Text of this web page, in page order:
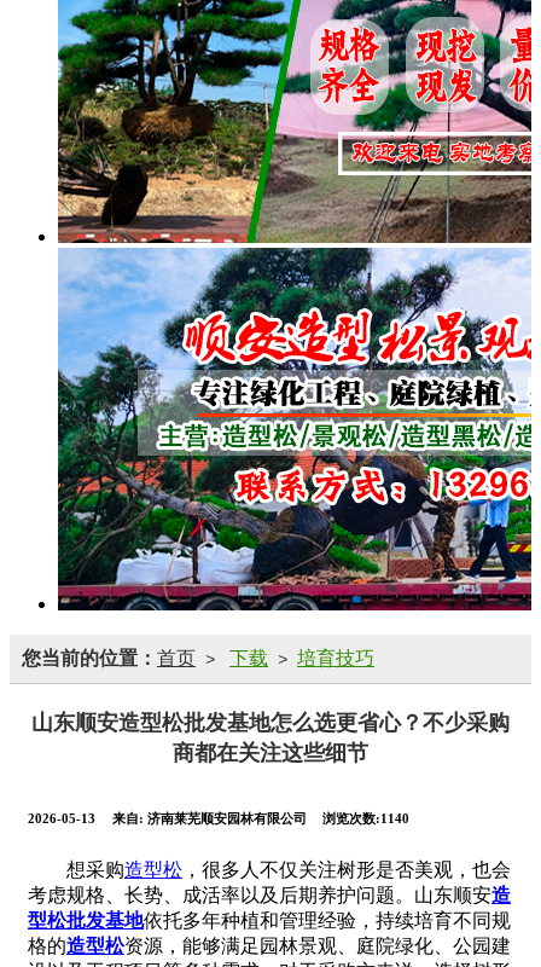
您当前的位置： 首页 > 下载 > 培育技巧
山东顺安造型松批发基地怎么选更省心？不少采购
商都在关注这些细节
2026-05-13 来自: 济南莱芜顺安园林有限公司 浏览次数:1140
想采购造型松 ，很多人不仅关注树形是否美观，也会
考虑规格、长势、成活率以及后期养护问题。山东顺安造
型松批发基地依托多年种植和管理经验，持续培育不同规
格的造型松资源，能够满足园林景观、庭院绿化、公园建